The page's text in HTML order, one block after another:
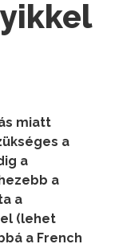
miatt
a
a
a
a
(lehet
a French